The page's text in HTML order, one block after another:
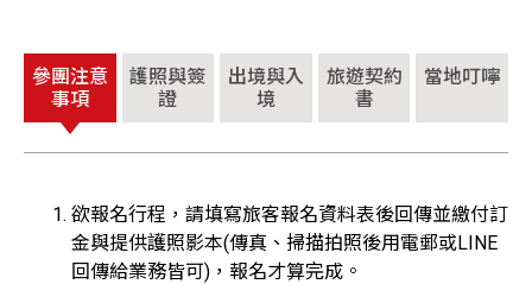
參團注意
事項
護照與簽
證
出境與入
境
旅遊契約
書
當地叮嚀
欲報名行程，請填寫旅客報名資料表後回傳並繳付訂
金與提供護照影本(傳真、掃描拍照後用電郵或LINE
回傳給業務皆可)，報名才算完成。